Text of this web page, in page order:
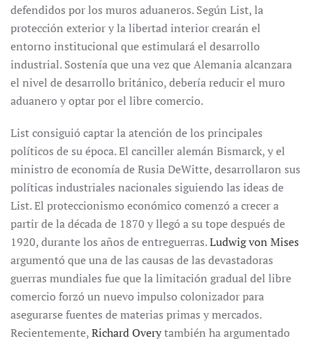
defendidos por los muros aduaneros. Según List, la
protección exterior y la libertad interior crearán el
entorno institucional que estimulará el desarrollo
industrial. Sostenía que una vez que Alemania alcanzara
el nivel de desarrollo británico, debería reducir el muro
aduanero y optar por el libre comercio.
List consiguió captar la atención de los principales
políticos de su época. El canciller alemán Bismarck, y el
ministro de economía de Rusia DeWitte, desarrollaron sus
políticas industriales nacionales siguiendo las ideas de
List. El proteccionismo económico comenzó a crecer a
partir de la década de 1870 y llegó a su tope después de
1920, durante los años de entreguerras.Ludwig von Mises
argumentó que una de las causas de las devastadoras
guerras mundiales fue que la limitación gradual del libre
comercio forzó un nuevo impulso colonizador para
asegurarse fuentes de materias primas y mercados.
Recientemente,Richard Overytambién ha argumentado